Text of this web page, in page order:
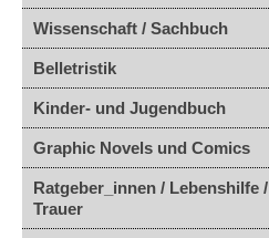
Wissenschaft / Sachbuch
Belletristik
Kinder- und Jugendbuch
Graphic Novels und Comics
Ratgeber_innen / Lebenshilfe /
Trauer